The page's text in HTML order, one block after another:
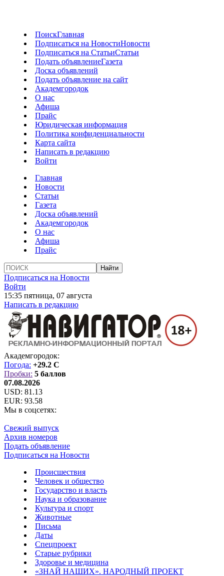
ПоискГлавная
Подписаться на НовостиНовости
Подписаться на СтатьиСтатьи
Подать объявлениеГазета
Доска объявлений
Подать объявление на сайт
Академгородок
О нас
Афиша
Прайс
Юридическая информация
Политика конфиденциальности
Карта сайта
Написать в редакцию
Войти
Главная
Новости
Статьи
Газета
Доска объявлений
Академгородок
О нас
Афиша
Прайс
Подписаться на Новости
Войти
15:35 пятница, 07 августа
Написать в редакцию
Академгородок:
Погода: +29.2 C
Пробки: 5 баллов
07.08.2026
USD: 81.13
EUR: 93.58
Мы в соцсетях:
Свежий выпуск
Архив номеров
Подать объявление
Подписаться на Новости
Происшествия
Человек и общество
Государство и власть
Наука и образование
Культура и спорт
Животные
Письма
Даты
Спецпроект
Старые рубрики
Здоровье и медицина
«ЗНАЙ НАШИХ». НАРОДНЫЙ ПРОЕКТ